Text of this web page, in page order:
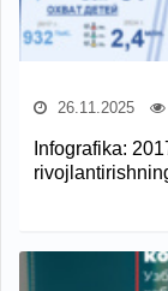
26.11.2025
Infografika: